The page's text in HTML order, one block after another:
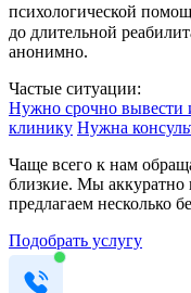
психологической
до длительной
анонимно.
Частые ситуации:
Нужно срочно вывести
клинику Нужна
Чаще всего к нам
близкие. Мы аккуратно
предлагаем несколько
Подобрать услугу